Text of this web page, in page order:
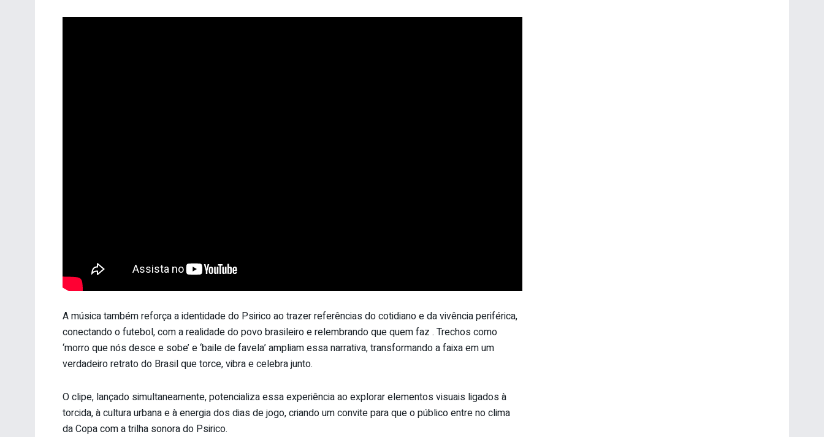
A música também reforça a identidade do Psirico ao trazer referências do cotidiano e da vivência periférica,
conectando o futebol, com a realidade do povo brasileiro e relembrando que quem faz . Trechos como
‘morro que nós desce e sobe’ e ‘baile de favela’ ampliam essa narrativa, transformando a faixa em um
verdadeiro retrato do Brasil que torce, vibra e celebra junto.
O clipe, lançado simultaneamente, potencializa essa experiência ao explorar elementos visuais ligados à
torcida, à cultura urbana e à energia dos dias de jogo, criando um convite para que o público entre no clima
da Copa com a trilha sonora do Psirico.